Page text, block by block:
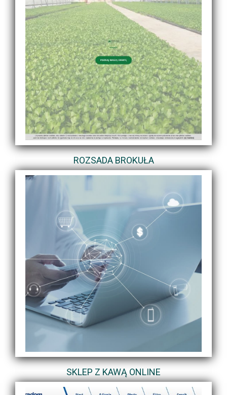
ROZSADA BROKUŁA
SKLEP Z KAWĄ ONLINE